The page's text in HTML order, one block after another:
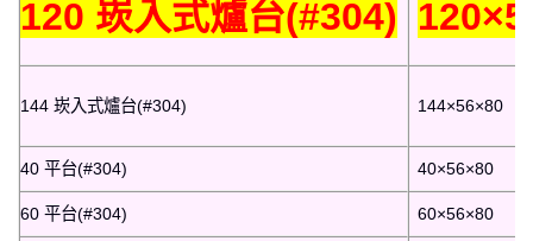
120 崁入式爐台(#304)
144 崁入式爐台(#304) 144×56×80
40 平台(#304) 40×56×80
60 平台(#304) 60×56×80